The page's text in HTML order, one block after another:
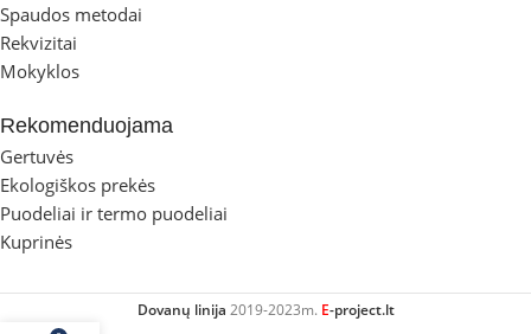
Spaudos metodai
Rekvizitai
Mokyklos
Rekomenduojama
Gertuvės
Ekologiškos prekės
Puodeliai ir termo puodeliai
Kuprinės
Dovanų linija 2019-2023m. E-project.lt